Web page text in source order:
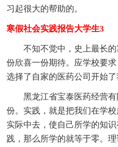
习起很大的帮助的。
寒假社会实践报告大学生3
不知不觉中，史上最长的
份欣喜一份期待。应学校要
选择了自家的医药公司开始了
黑龙江省宝泰医药经营有
份。实践，就是把我们在学
实际中去，使自己所学的知
践，那么所学的就等于零。